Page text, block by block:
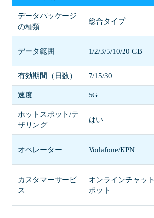
データパッケージ
の種類
総合タイプ
データ範囲 1/2/3/5/10/20 GB
有効期間（日数） 7/15/30
速度 5G
ホットスポット/テ
ザリング
はい
オペレーター Vodafone/KPN
カスタマーサービ
ス
オンラインチャット
ボット